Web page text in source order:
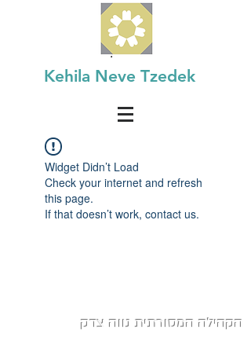
Kehila Neve Tzedek
Widget Didn’t Load
Check your internet and refresh
this page.
If that doesn’t work, contact us.
הקהילה המסורתית נווה צדק